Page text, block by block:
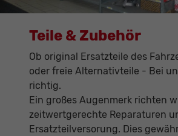
Teile & Zubehör
Ob original Ersatzteile des
oder freie Alternativteile - Bei
richtig.
Ein großes Augenmerk richten
zeitwertgerechte Reparaturen
Ersatzteilversorung. Dies